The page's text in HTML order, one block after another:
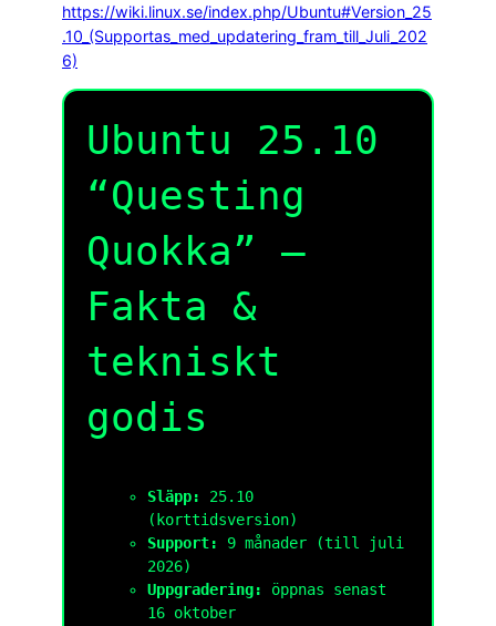
https://wiki.linux.se/index.php/Ubuntu#Version_25
.10_(Supportas_med_updatering_fram_till_Juli_202
6)
Ubuntu 25.10
“Questing
Quokka” —
Fakta &
tekniskt
godis
Släpp:
25.10
(korttidsversion)
Support:
9 månader (till juli
2026)
Uppgradering:
öppnas senast
16 oktober